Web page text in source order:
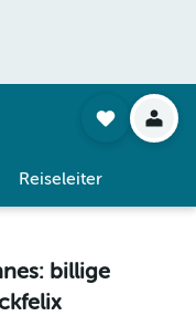
Reiseleiter
billige